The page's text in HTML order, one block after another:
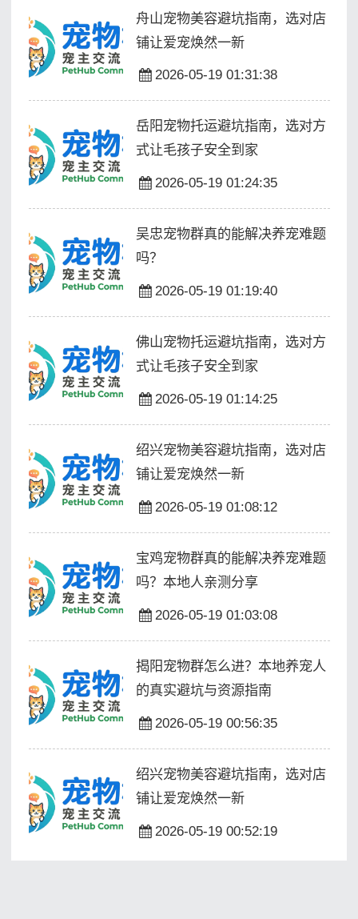
舟山宠物美容避坑指南，选对店
铺让爱宠焕然一新
2026-05-19 01:31:38
岳阳宠物托运避坑指南，选对方
式让毛孩子安全到家
2026-05-19 01:24:35
吴忠宠物群真的能解决养宠难题
吗？
2026-05-19 01:19:40
佛山宠物托运避坑指南，选对方
式让毛孩子安全到家
2026-05-19 01:14:25
绍兴宠物美容避坑指南，选对店
铺让爱宠焕然一新
2026-05-19 01:08:12
宝鸡宠物群真的能解决养宠难题
吗？本地人亲测分享
2026-05-19 01:03:08
揭阳宠物群怎么进？本地养宠人
的真实避坑与资源指南
2026-05-19 00:56:35
绍兴宠物美容避坑指南，选对店
铺让爱宠焕然一新
2026-05-19 00:52:19